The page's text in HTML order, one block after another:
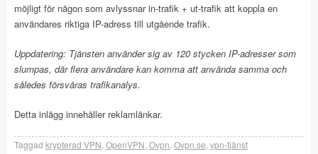
möjligt för någon som avlyssnar in-trafik + ut-trafik att koppla en
användares riktiga IP-adress till utgående trafik.
Uppdatering: Tjänsten använder sig av 120 stycken IP-adresser som
slumpas, där flera användare kan komma att använda samma och
således försvåras trafikanalys.
Detta inlägg innehåller reklamlänkar.
Taggad krypterad VPN OpenVPN Ovpn Ovpn.se vpn-tjänst